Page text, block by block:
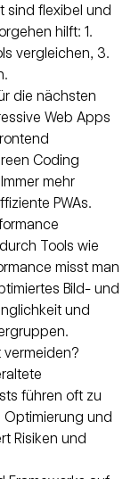
sind flexibel und
hilft: 1.
vergleichen, 3.
die nächsten
Web Apps
Coding
mehr
PWAs.
Tools wie
misst man
Bild- und
und
vermeiden?
führen oft zu
Optimierung und
Risiken und